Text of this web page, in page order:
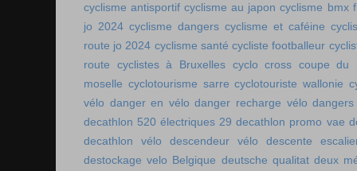
cyclisme antisportif cyclisme au japon cyclisme bmx
jo 2024 cyclisme dangers cyclisme et caféine
route jo 2024 cyclisme santé cycliste footballeur
route
cyclistes à Bruxelles cyclo cross coupe du
moselle cyclotourisme sarre cyclotouriste wallonie
vélo danger en vélo danger recharge vélo
decathlon 520 électriques 29 decathlon promo vae
decathlon vélo
descendeur vélo
descente
destockage velo Belgique deutsche qualitat deux